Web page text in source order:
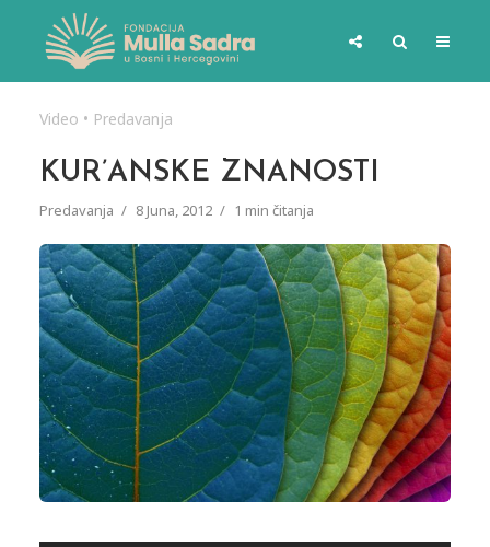
Video • Predavanja
KUR’ANSKE ZNANOSTI
Predavanja 8 Juna, 2012 1 min čitanja